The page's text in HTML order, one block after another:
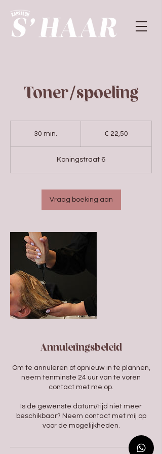
Toner/spoeling
30 min.
i
n
€ 22,50
Koningstraat 6
Vraag boeking aan
Annuleringsbeleid
Om te annuleren of opnieuw in te plannen,
neem tenminste 24 uur van te voren
contact met me op.
Is de gewenste datum/tijd niet meer
beschikbaar? Neem contact met mij op
voor de mogelijkheden.